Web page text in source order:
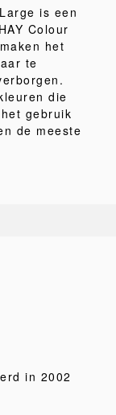
is een
Colour
het
te
die
gebruik
de meeste
in 2002